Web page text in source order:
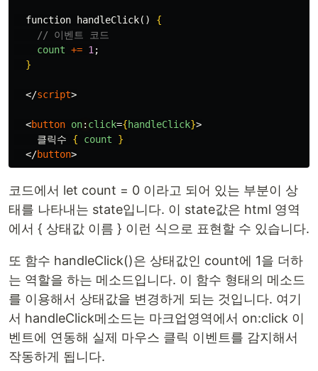
  function handleClick()
{
// 이벤트 코드
count += 1 ;
}
</script>
<button on: click={handleClick}>
    클릭수
{ count
}
</button>
코드에서 let count = 0 이라고 되어 있는 부분이 상
태를 나타내는 state입니다. 이 state값은 html 영역
에서 { 상태값 이름 } 이런 식으로 표현할 수 있습니다.
또 함수 handleClick()은 상태값인 count에 1을 더하
는 역할을 하는 메소드입니다. 이 함수 형태의 메소드
를 이용해서 상태값을 변경하게 되는 것입니다. 여기
서 handleClick메소드는 마크업영역에서 on:click 이
벤트에 연동해 실제 마우스 클릭 이벤트를 감지해서
작동하게 됩니다.